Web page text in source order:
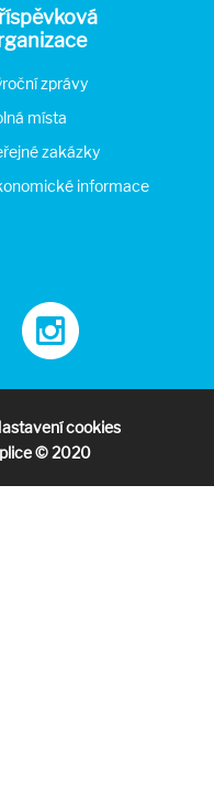
zprávy
místa
zakázky
informace
cookies
© 2020